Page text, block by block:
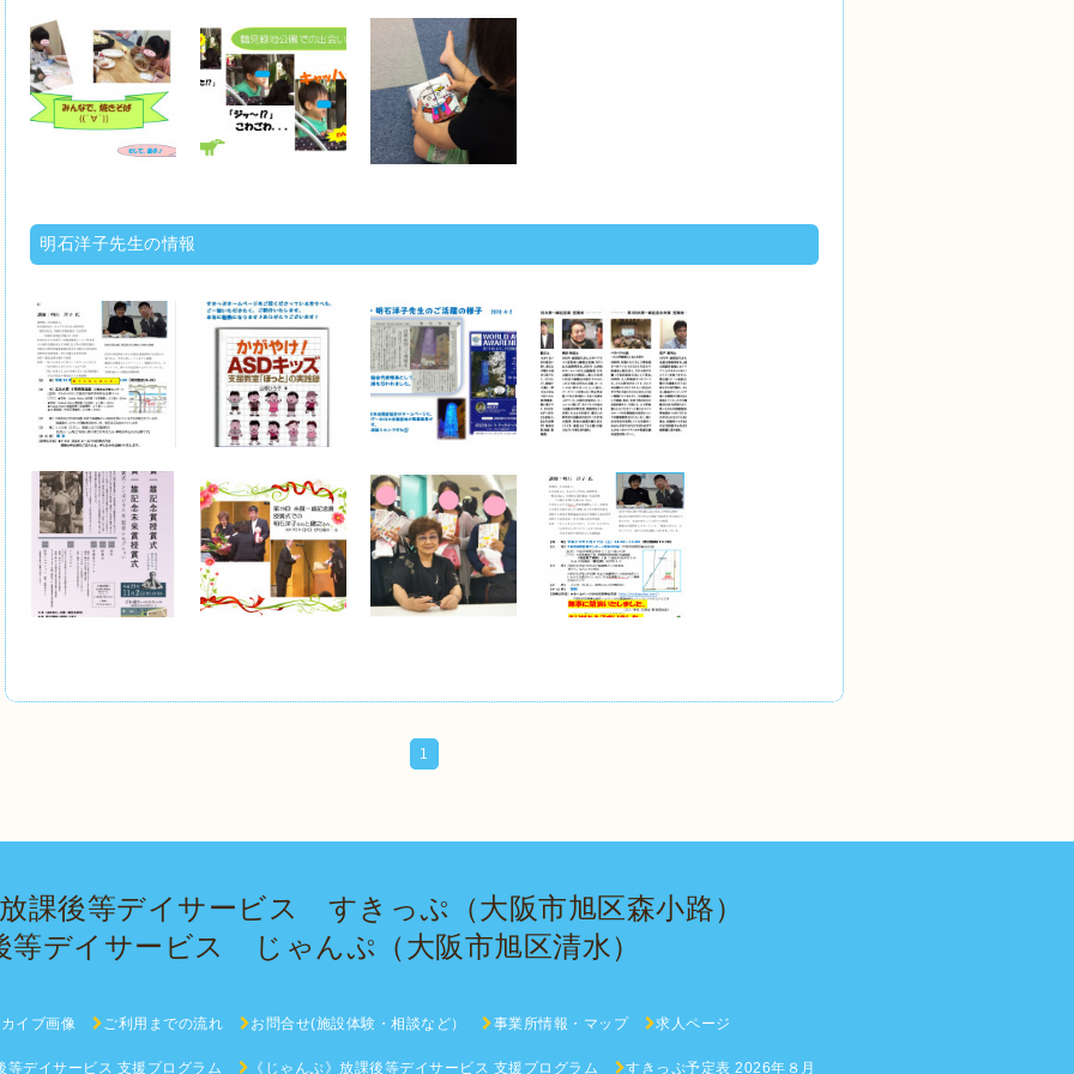
明石洋子先生の情報
1
課後等デイサービス すきっぷ（大阪市旭区森小路）
等デイサービス じゃんぷ（大阪市旭区清水）
イブ画像 ご利用までの流れ お問合せ(施設体験・相談など） 事業所情報・マップ 求人ページ
デイサービス 支援プログラム 《じゃんぷ》放課後等デイサービス 支援プログラム すきっぷ予定表 2026年８月